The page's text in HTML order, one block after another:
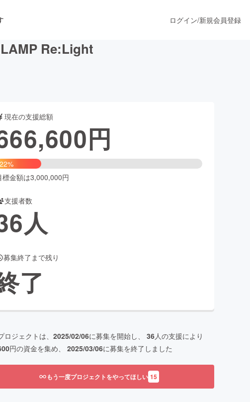
ンス
ファッション
ルスケア
ログイン/新規会員登録
Re:Light
現在の支援総額
円
22%
標金額は3,000,000円
支援者数
人
募集終了まで残り
了
ロジェクトは、 2025/02/06に募集を開始し、 36人の支援により
円の資金を集め、 2025/03/06に募集を終了しました
もう一度プロジェクトをやってほしい 15